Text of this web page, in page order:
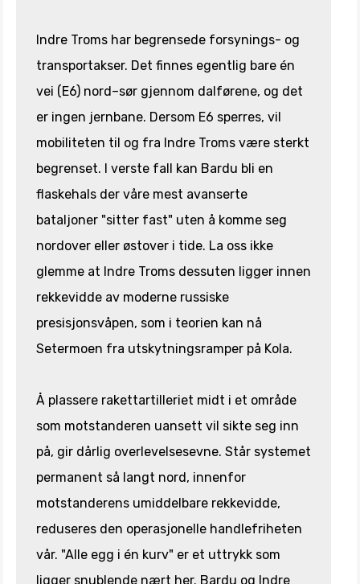
Indre Troms har begrensede forsynings- og
transportakser. Det finnes egentlig bare én
vei (E6) nord–sør gjennom dalførene, og det
er ingen jernbane. Dersom E6 sperres, vil
mobiliteten til og fra Indre Troms være sterkt
begrenset. I verste fall kan Bardu bli en
flaskehals der våre mest avanserte
bataljoner "sitter fast" uten å komme seg
nordover eller østover i tide. La oss ikke
glemme at Indre Troms dessuten ligger innen
rekkevidde av moderne russiske
presisjonsvåpen, som i teorien kan nå
Setermoen fra utskytningsramper på Kola.
Å plassere rakettartilleriet midt i et område
som motstanderen uansett vil sikte seg inn
på, gir dårlig overlevelsesevne. Står systemet
permanent så langt nord, innenfor
motstanderens umiddelbare rekkevidde,
reduseres den operasjonelle handlefriheten
vår. "Alle egg i én kurv" er et uttrykk som
ligger snublende nært her. Bardu og Indre